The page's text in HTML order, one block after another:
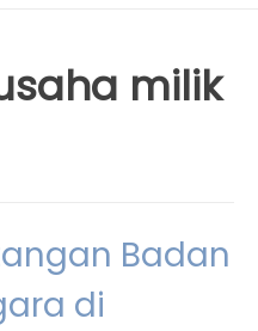
milik
Badan
di